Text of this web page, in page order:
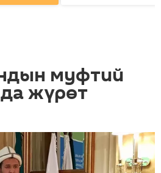
муфтий
жүрөт